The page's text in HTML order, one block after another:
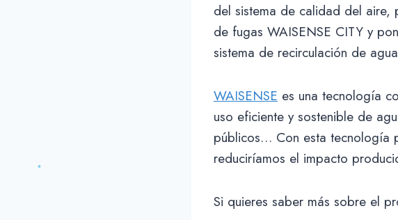
del sistema de calidad del aire,
de fugas WAISENSE CITY y
sistema de recirculación de
WAISENSE es una tecnología
uso eficiente y sostenible de
públicos… Con esta tecnología
reduciríamos el impacto
Si quieres saber más sobre el